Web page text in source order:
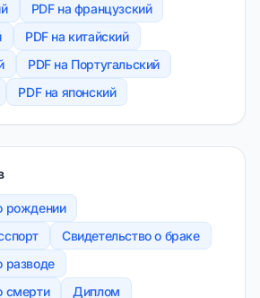
PDF на французский
PDF на китайский
PDF на Португальский
PDF на японский
рождении
Свидетельство о браке
разводе
смерти
Диплом